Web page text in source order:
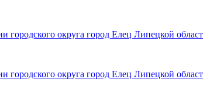
округа город Елец Липецкой
округа город Елец Липецкой